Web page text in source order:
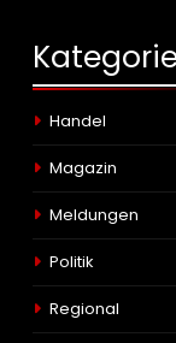
Handel
Magazin
Meldungen
Politik
Regional